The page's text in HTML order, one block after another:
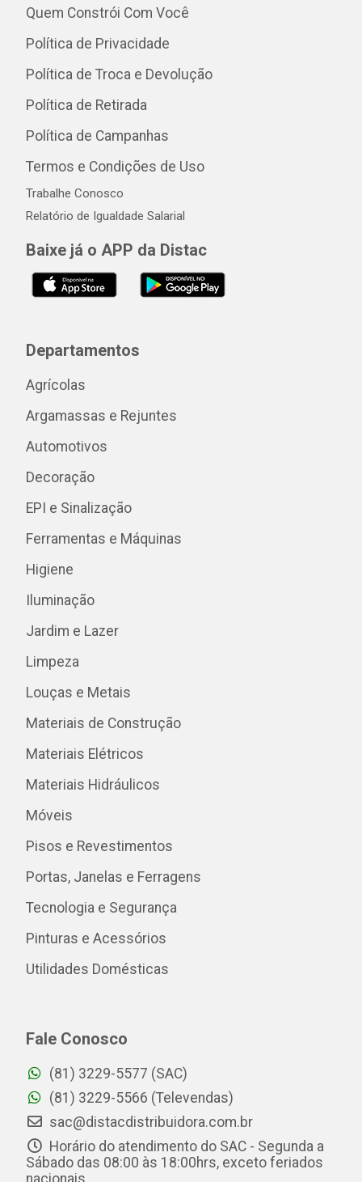
Quem Constrói Com Você
Política de Privacidade
Política de Troca e Devolução
Política de Retirada
Política de Campanhas
Termos e Condições de Uso
Trabalhe Conosco
Relatório de Igualdade Salarial
Baixe já o APP da Distac
Departamentos
Agrícolas
Argamassas e Rejuntes
Automotivos
Decoração
EPI e Sinalização
Ferramentas e Máquinas
Higiene
Iluminação
Jardim e Lazer
Limpeza
Louças e Metais
Materiais de Construção
Materiais Elétricos
Materiais Hidráulicos
Móveis
Pisos e Revestimentos
Portas, Janelas e Ferragens
Tecnologia e Segurança
Pinturas e Acessórios
Utilidades Domésticas
Fale Conosco
(81) 3229-5577 (SAC)
(81) 3229-5566 (Televendas)
sac@distacdistribuidora.com.br
Horário do atendimento do SAC - Segunda a
Sábado das 08:00 às 18:00hrs, exceto feriados
nacionais.